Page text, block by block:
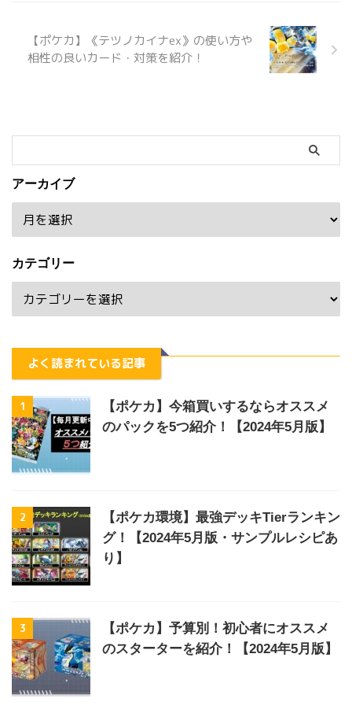
【ポケカ】《テツノカイナex》の使い方や
相性の良いカード・対策を紹介！
アーカイブ
カテゴリー
よく読まれている記事
1
【ポケカ】今箱買いするならオススメ
のパックを5つ紹介！【2024年5月版】
2
【ポケカ環境】最強デッキTierランキン
グ！【2024年5月版・サンプルレシピあ
り】
3
【ポケカ】予算別！初心者にオススメ
のスターターを紹介！【2024年5月版】